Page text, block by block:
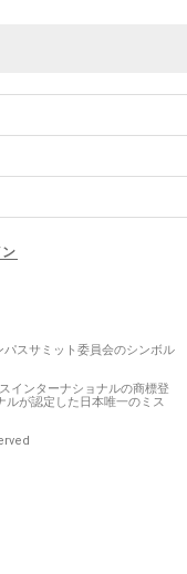
ン
スサミット委員会のシンボル
インターナショナルの商標登
ルが認定した日本唯一のミス